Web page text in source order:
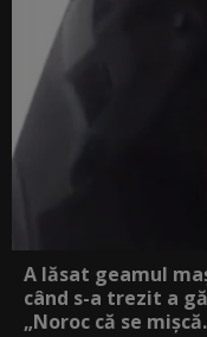
A lăsat geamul
când s-a trezit a
„Noroc că se